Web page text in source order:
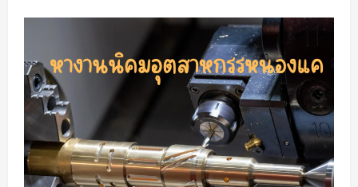
ใน
แบบ
งาน
สวน
อุตสาหกรรม
โรจ
นะ
อยุธยา